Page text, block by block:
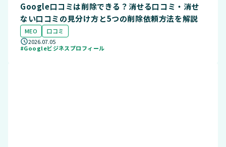
Google口コミは削除できる？消せる口コミ・消せ
ない口コミの見分け方と5つの削除依頼方法を解説
MEO
口コミ
2026.07.05
#Googleビジネスプロフィール